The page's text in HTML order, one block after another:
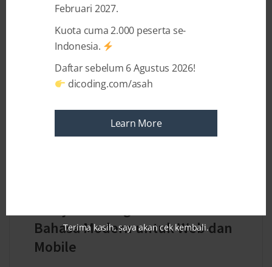
Bahasa Modern untuk Web dan
Mobile
Februari 2027.
Kuota cuma 2.000 peserta se-
Indonesia.
Daftar sebelum 6 Agustus 2026!
dicoding.com/asah
Learn More
Terima kasih, saya akan cek kembali.